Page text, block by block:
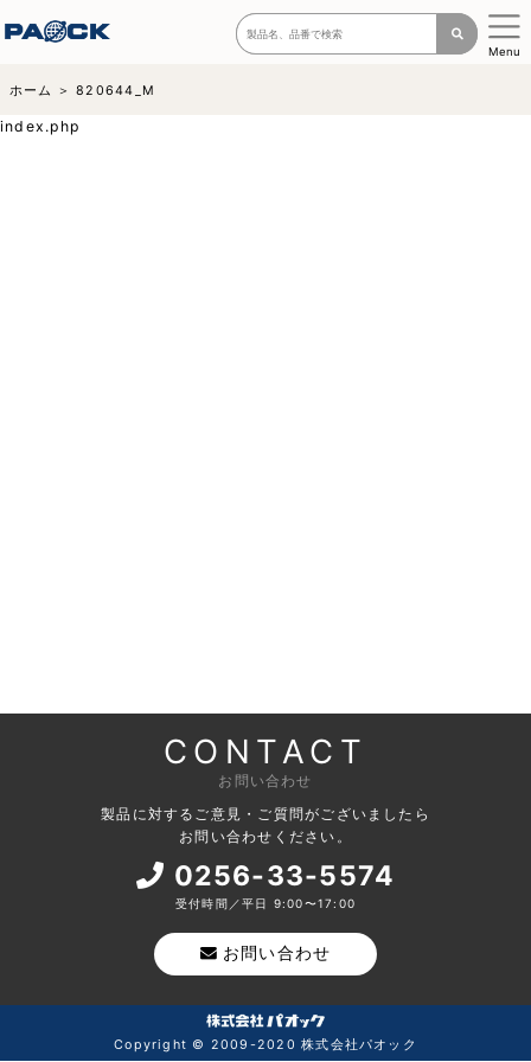
Menu
ホーム 820644_M
index.php
CONTACT
お問い合わせ
製品に対するご意見・ご質問がございましたら
お問い合わせください。
0256-33-5574
受付時間／平日 9:00〜17:00
お問い合わせ
Copyright © 2009-2020 株式会社パオック